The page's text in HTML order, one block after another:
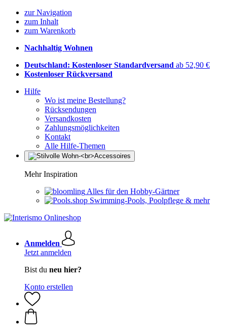
zur Navigation
zum Inhalt
zum Warenkorb
Nachhaltig Wohnen
Deutschland: Kostenloser Standardversand ab 52,90 €
Kostenloser Rückversand
Hilfe
Wo ist meine Bestellung?
Rücksendungen
Versandkosten
Zahlungsmöglichkeiten
Kontakt
Alle Hilfe-Themen
Mehr Inspiration
Alles für den Hobby-Gärtner
Swimming-Pools, Poolpflege & mehr
Anmelden
Jetzt anmelden
Bist du neu hier?
Konto erstellen